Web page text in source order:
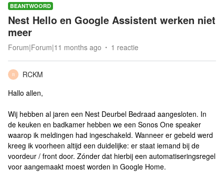
BEANTWOORD
Nest Hello en Google Assistent werken niet
meer
Forum|Forum|11 months ago 1 reactie
R
RCKM
Hallo allen,
Wij hebben al jaren een Nest Deurbel Bedraad aangesloten. In
de keuken en badkamer hebben we een Sonos One speaker
waarop ik meldingen had ingeschakeld. Wanneer er gebeld werd
kreeg ik voorheen altijd een duidelijke: er staat iemand bij de
voordeur / front door. Zónder dat hierbij een automatiseringsregel
voor aangemaakt moest worden in Google Home.